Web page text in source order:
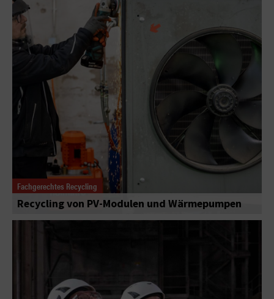
Fachgerechtes Recycling
Recycling von PV-Modulen und Wärmepumpen